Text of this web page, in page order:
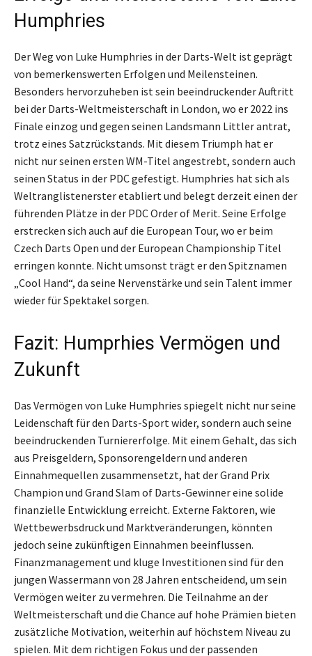
Humphries
Der Weg von Luke Humphries in der Darts-Welt ist geprägt
von bemerkenswerten Erfolgen und Meilensteinen.
Besonders hervorzuheben ist sein beeindruckender Auftritt
bei der Darts-Weltmeisterschaft in London, wo er 2022 ins
Finale einzog und gegen seinen Landsmann Littler antrat,
trotz eines Satzrückstands. Mit diesem Triumph hat er
nicht nur seinen ersten WM-Titel angestrebt, sondern auch
seinen Status in der PDC gefestigt. Humphries hat sich als
Weltranglistenerster etabliert und belegt derzeit einen der
führenden Plätze in der PDC Order of Merit. Seine Erfolge
erstrecken sich auch auf die European Tour, wo er beim
Czech Darts Open und der European Championship Titel
erringen konnte. Nicht umsonst trägt er den Spitznamen
„Cool Hand“, da seine Nervenstärke und sein Talent immer
wieder für Spektakel sorgen.
Fazit: Humprhies Vermögen und
Zukunft
Das Vermögen von Luke Humphries spiegelt nicht nur seine
Leidenschaft für den Darts-Sport wider, sondern auch seine
beeindruckenden Turniererfolge. Mit einem Gehalt, das sich
aus Preisgeldern, Sponsorengeldern und anderen
Einnahmequellen zusammensetzt, hat der Grand Prix
Champion und Grand Slam of Darts-Gewinner eine solide
finanzielle Entwicklung erreicht. Externe Faktoren, wie
Wettbewerbsdruck und Marktveränderungen, könnten
jedoch seine zukünftigen Einnahmen beeinflussen.
Finanzmanagement und kluge Investitionen sind für den
jungen Wassermann von 28 Jahren entscheidend, um sein
Vermögen weiter zu vermehren. Die Teilnahme an der
Weltmeisterschaft und die Chance auf hohe Prämien bieten
zusätzliche Motivation, weiterhin auf höchstem Niveau zu
spielen. Mit dem richtigen Fokus und der passenden